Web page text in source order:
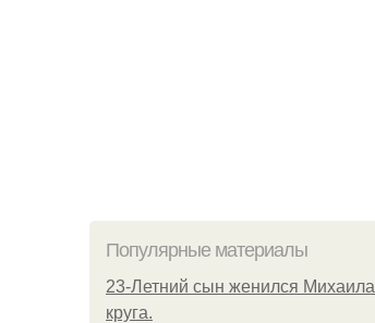
Популярные материалы
23-Летний сын женился Михаила
круга.